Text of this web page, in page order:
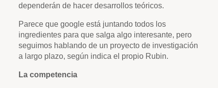
dependerán de hacer desarrollos teóricos.
Parece que google está juntando todos los
ingredientes para que salga algo interesante, pero
seguimos hablando de un proyecto de investigación
a largo plazo, según indica el propio Rubin.
La competencia